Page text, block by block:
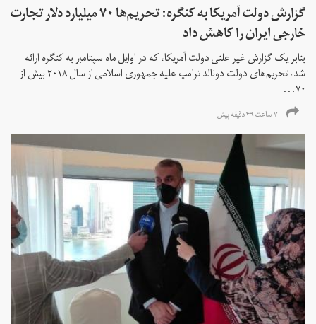
گزارش دولت آمریکا به کنگره: تحریم‌ها ۷۰ میلیارد دلار تجارت
خارجی ایران را کاهش داد
بنابر یک گزارش غیر علنی دولت آمریکا، که در اوایل ماه سپتامبر به کنگره ارائه
شد، تحریم‌های دولت دونالد ترامپ علیه جمهوری اسلامی از سال ۲۰۱۸ بیش از
۷۰...
۷ ساعت ۴۹ دقیقه پیش